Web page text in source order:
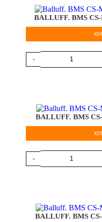
BALLUFF. BMS
-
BALLUFF. BMS
-
BALLUFF. BMS